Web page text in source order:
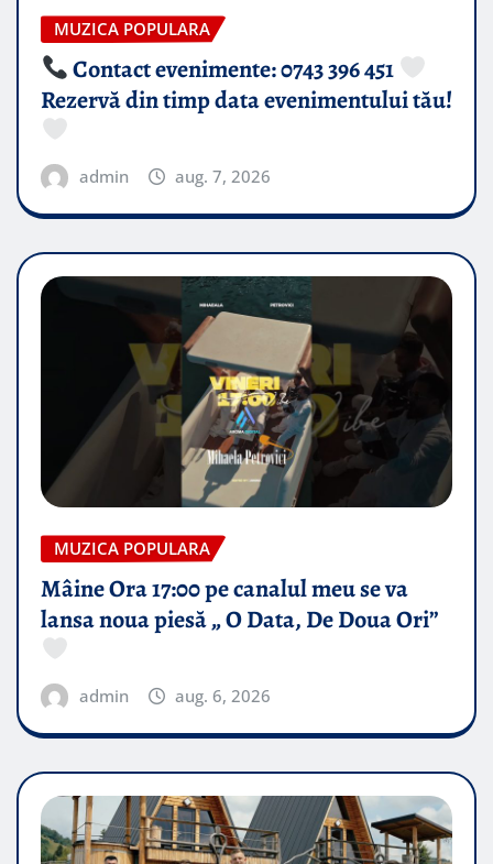
MUZICA POPULARA
Contact evenimente: 0743 396 451
Rezervă din timp data evenimentului tău!
admin aug. 7, 2026
MUZICA POPULARA
Mâine Ora 17:00 pe canalul meu se va
lansa noua piesă „ O Data, De Doua Ori”
admin aug. 6, 2026